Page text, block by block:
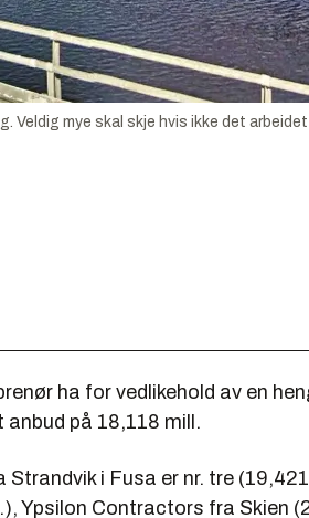
Veldig mye skal skje hvis ikke det
ha for vedlikehold av en
på 18,118 mill.
i Fusa er nr. tre
Ypsilon Contractors fra Skien